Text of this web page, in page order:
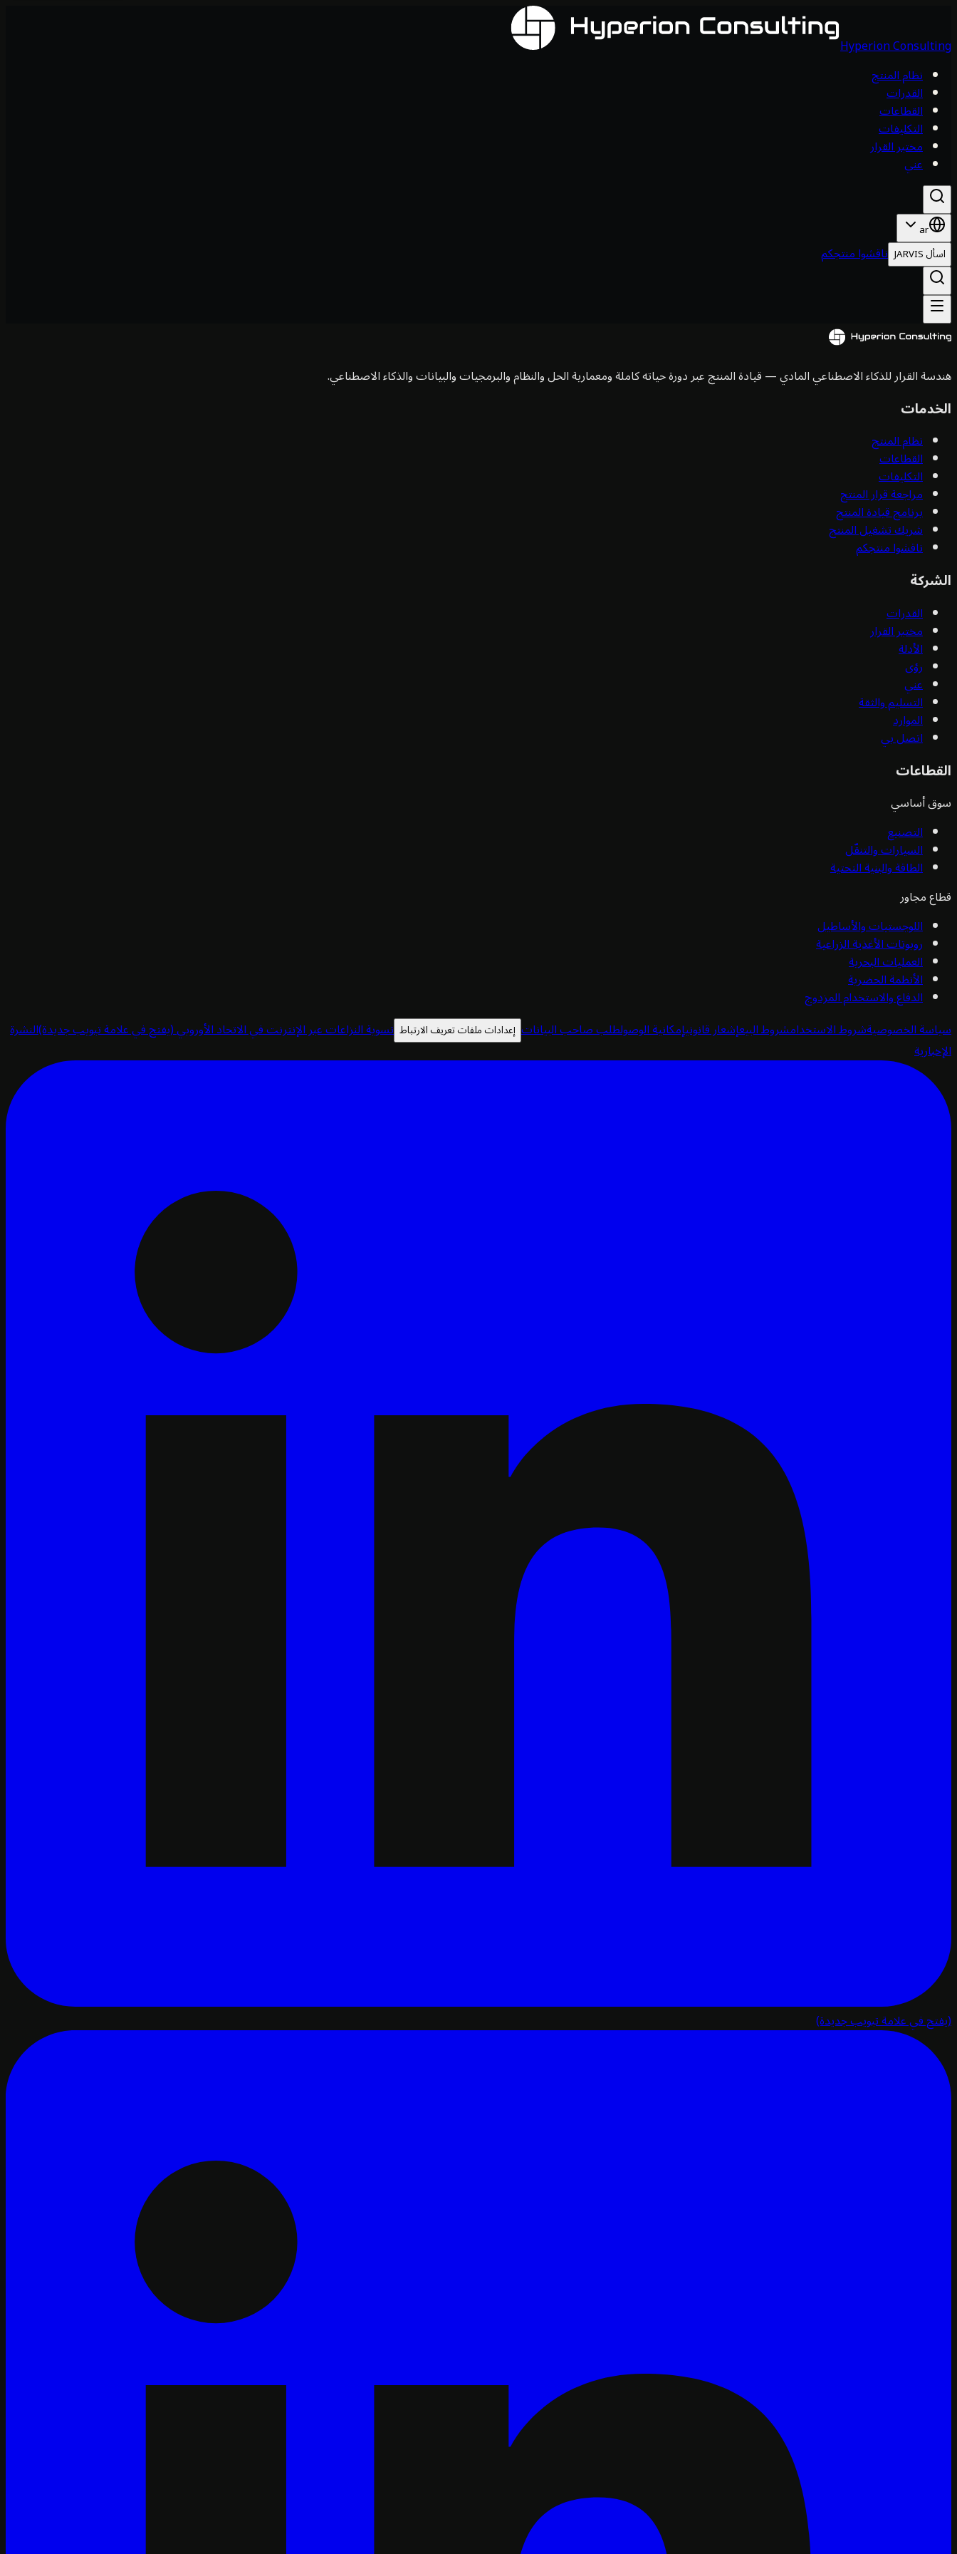
Hyperion Consulting
نظام المنتج
القدرات
القطاعات
التكليفات
مختبر القرار
عني
ar
اسأل JARVIS
ناقشوا منتجكم
هندسة القرار للذكاء الاصطناعي المادي — قيادة المنتج عبر دورة حياته كاملة ومعمارية الحل والنظام والبرمجيات والبيانات والذكاء الاصطناعي.
الخدمات
نظام المنتج
القطاعات
التكليفات
مراجعة قرار المنتج
برنامج قيادة المنتج
شريك تشغيل المنتج
ناقشوا منتجكم
الشركة
القدرات
مختبر القرار
الأدلة
رؤى
عني
التسليم والثقة
الموارد
اتصل بي
القطاعات
سوق أساسي
التصنيع
السيارات والتنقّل
الطاقة والبنية التحتية
قطاع مجاور
اللوجستيات والأساطيل
روبوتات الأغذية الزراعية
العمليات البحرية
الأنظمة الحضرية
الدفاع والاستخدام المزدوج
سياسة الخصوصيةشروط الاستخدامشروط البيعإشعار قانونيإمكانية الوصولطلب صاحب البيانات إعدادات ملفات تعريف الارتباط تسوية النزاعات عبر الإنترنت في الاتحاد الأوروبي(يفتح في علامة تبويب جديدة)النشرة
الإخبارية
(يفتح في علامة تبويب جديدة)